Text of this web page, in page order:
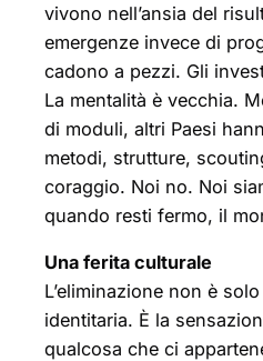
vivono nell’ansia del
emergenze invece di
cadono a pezzi. Gli
La mentalità è vecchia.
di moduli, altri Paesi
metodi, strutture,
coraggio. Noi no. Noi
quando resti fermo, il
Una ferita culturale
L’eliminazione non è
identitaria. È la
qualcosa che ci